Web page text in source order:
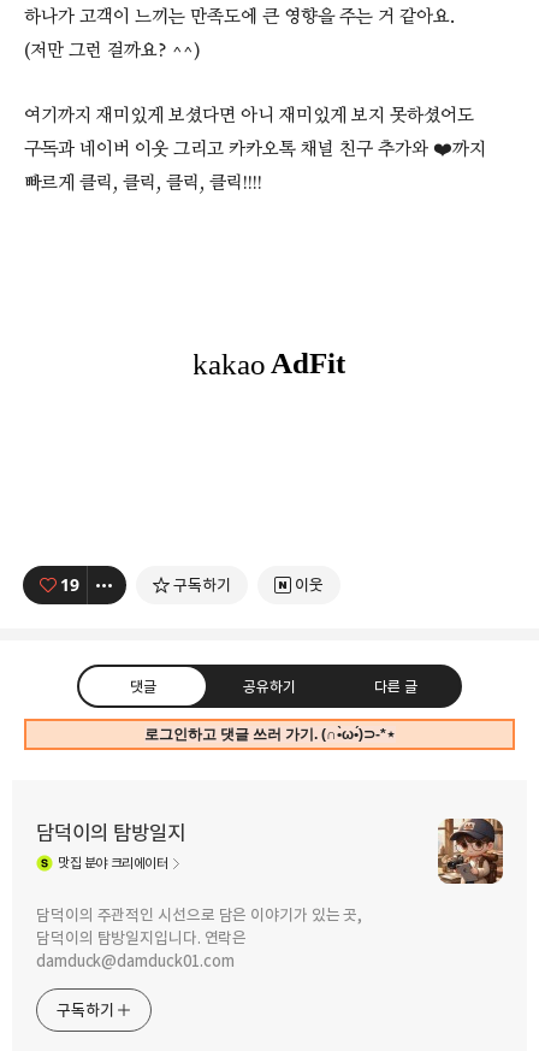
하나가 고객이 느끼는 만족도에 큰 영향을 주는 거 같아요.
(저만 그런 걸까요? ^^)
여기까지 재미있게 보셨다면 아니 재미있게 보지 못하셨어도
구독과 네이버 이웃 그리고 카카오톡 채널 친구 추가와 ❤️까지
빠르게 클릭, 클릭, 클릭, 클릭!!!!
19 구독하기 이웃
댓글 공유하기 다른 글
로그인하고 댓글 쓰러 가기. (∩•̀ω•́)⊃-*⋆
담덕이의 탐방일지
맛집 분야 크리에이터
담덕이의 주관적인 시선으로 담은 이야기가 있는 곳,
담덕이의 탐방일지입니다. 연락은
damduck@damduck01.com
구독하기
트위터
카카오스토리
수요미식회 숯불갈비 맛집. 등촌역
안동돼지갈비에서 회식했어요.